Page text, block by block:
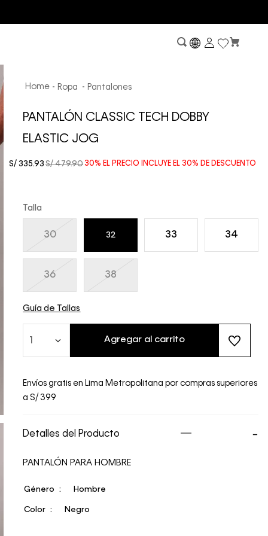
Ropa Pantalones
PANTALÓN CLASSIC TECH DOBBY
ELASTIC JOG
30% EL PRECIO INCLUYE EL 30% DE DESCUENTO
S/ 479.90
S/ 335.93
Talla
30 32 33 34
36 38
Guía de Tallas
1 Agregar al carrito
Envíos gratis en Lima Metropolitana por compras superiores
a S/ 399
Detalles del Producto
PANTALÓN PARA HOMBRE
Género Hombre
Color Negro